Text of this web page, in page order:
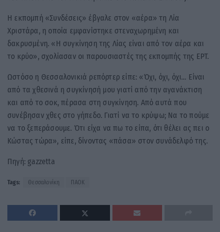
Η εκπομπή «Συνδέσεις» έβγαλε στον «αέρα» τη Λία
Χριστάρα, η οποία εμφανίστηκε στεναχωρημένη και
δακρυσμένη. «Η συγκίνηση της Λίας είναι από τον αέρα και
το κρύο», σχολίασαν οι παρουσιαστές της εκπομπής της ΕΡΤ.
Ωστόσο η Θεσσαλονικιά ρεπόρτερ είπε: «Όχι, όχι, όχι… Είναι
από τα χθεσινά η συγκίνησή μου γιατί από την αγανάκτιση
και από το σοκ, πέρασα στη συγκίνηση. Από αυτά που
συνέβησαν χθες στο γήπεδο. Γιατί να το κρύψω; Να το πούμε
να το ξεπεράσουμε. Ότι είχα να πω το είπα, ότι θέλει ας πει ο
Κώστας τώρα», είπε, δίνοντας «πάσα» στον συνάδελφό της.
Πηγή: gazzetta
Tags: Θεσσαλονίκη ΠΑΟΚ